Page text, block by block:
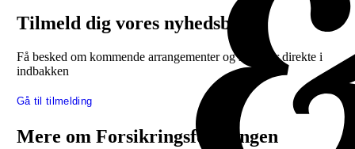
Tilmeld dig vores nyhedsbrev
Få besked om kommende arrangementer og nyheder direkte i
indbakken
Gå til tilmelding
Mere om Forsikringsforeningen